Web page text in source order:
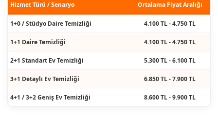
Hizmet Türü / Senaryo Ortalama Fiyat Aralığı
1+0 / Stüdyo Daire Temizliği 4.100 TL - 4.750 TL
1+1 Daire Temizliği 4.100 TL - 4.750 TL
2+1 Standart Ev Temizliği 5.300 TL - 6.100 TL
3+1 Detaylı Ev Temizliği 6.850 TL - 7.900 TL
4+1 / 3+2 Geniş Ev Temizliği 8.600 TL - 9.900 TL